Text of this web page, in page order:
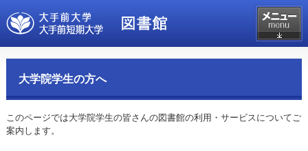
大学院学生の方へ
このページでは大学院学生の皆さんの図書館の利用・サービスについてご
案内します。